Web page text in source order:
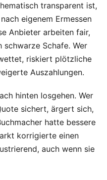
transparent ist,
eigenem Ermessen
Anbieter arbeiten fair,
schwarze Schafe. Wer
riskiert plötzliche
Auszahlungen.
hinten losgehen. Wer
sichert, ärgert sich,
hatte bessere
korrigierte einen
auch wenn sie